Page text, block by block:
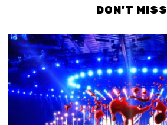
DON'T MISS